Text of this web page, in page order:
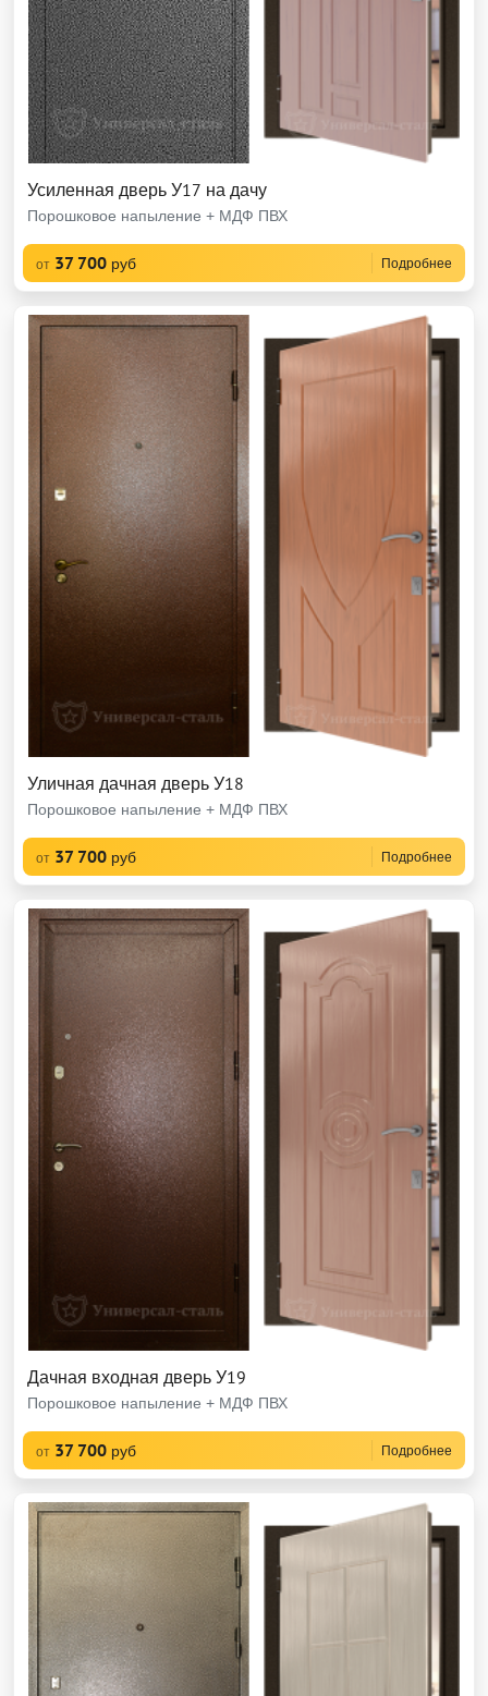
Усиленная дверь У17 на дачу
Порошковое напыление + МДФ ПВХ
от 37 700 руб Подробнее
Уличная дачная дверь У18
Порошковое напыление + МДФ ПВХ
от 37 700 руб Подробнее
Дачная входная дверь У19
Порошковое напыление + МДФ ПВХ
от 37 700 руб Подробнее